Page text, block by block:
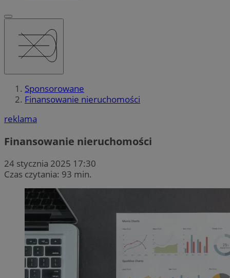
Sponsorowane
Finansowanie nieruchomości
reklama
Finansowanie nieruchomości
24 stycznia 2025 17:30
Czas czytania: 93 min.